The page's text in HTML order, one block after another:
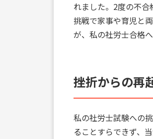
れました。2度の不
挑戦で家事や育児と
が、私の社労士合格
挫折からの再
私の社労士試験への
ることすらできず、